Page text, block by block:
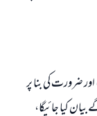
ضرورت كى بنا پر
كيا جائيگا،